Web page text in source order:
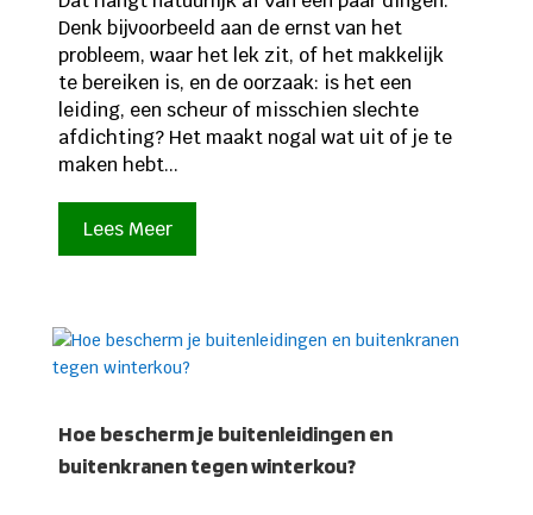
Denk bijvoorbeeld aan de ernst van het
probleem, waar het lek zit, of het makkelijk
te bereiken is, en de oorzaak: is het een
leiding, een scheur of misschien slechte
afdichting? Het maakt nogal wat uit of je te
maken hebt...
Lees Meer
Hoe bescherm je buitenleidingen en
buitenkranen tegen winterkou?